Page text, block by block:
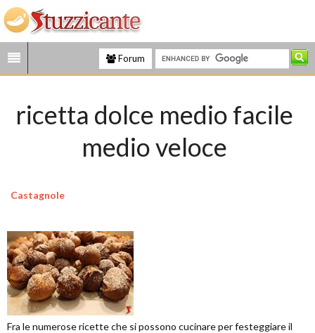
Forum
ricetta dolce medio facile
medio veloce
Castagnole
Fra le numerose ricette che si possono cucinare per festeggiare il